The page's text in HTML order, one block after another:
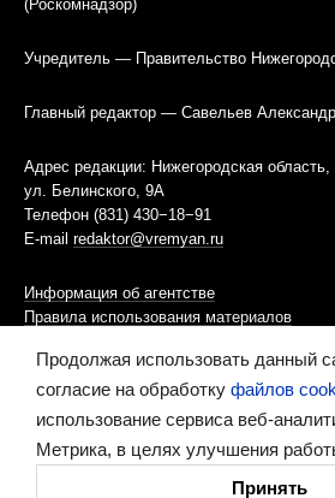
(Роскомнадзор)
Учредитель — Правительство
Главный редактор — Савельев
Адрес редакции: Нижегородская
ул. Белинского, 9А
Телефон (831) 430−18−91
E-mail redaktor@vremyan.ru
Информация об агентстве
Правила использования материалов
Информационная политика
Ресурс содержит материалы 16+
Продолжая использовать данный
согласие на обработку файлов
использование сервиса веб-
Метрика, в целях улучшения
Принять